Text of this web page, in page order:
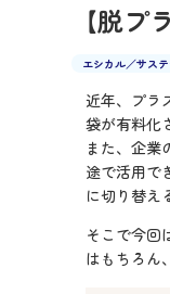
【脱
エシカル／サス
近年、プラ
袋が有料化
また、企業
途で活用で
に切り替え
そこで今回
はもちろん